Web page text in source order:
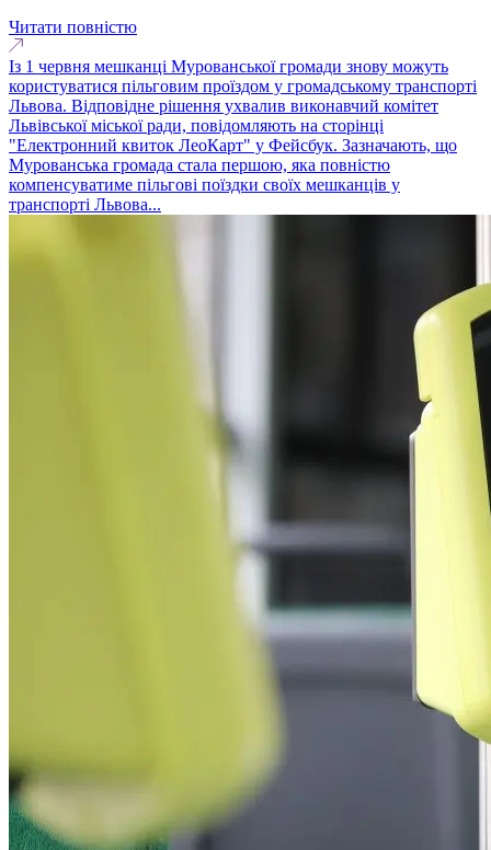
Читати повністю
Із 1 червня мешканці Мурованської громади знову можуть
користуватися пільговим проїздом у громадському транспорті
Львова. Відповідне рішення ухвалив виконавчий комітет
Львівської міської ради, повідомляють на сторінці
"Електронний квиток ЛеоКарт" у Фейсбук. Зазначають, що
Мурованська громада стала першою, яка повністю
компенсуватиме пільгові поїздки своїх мешканців у
транспорті Львова...